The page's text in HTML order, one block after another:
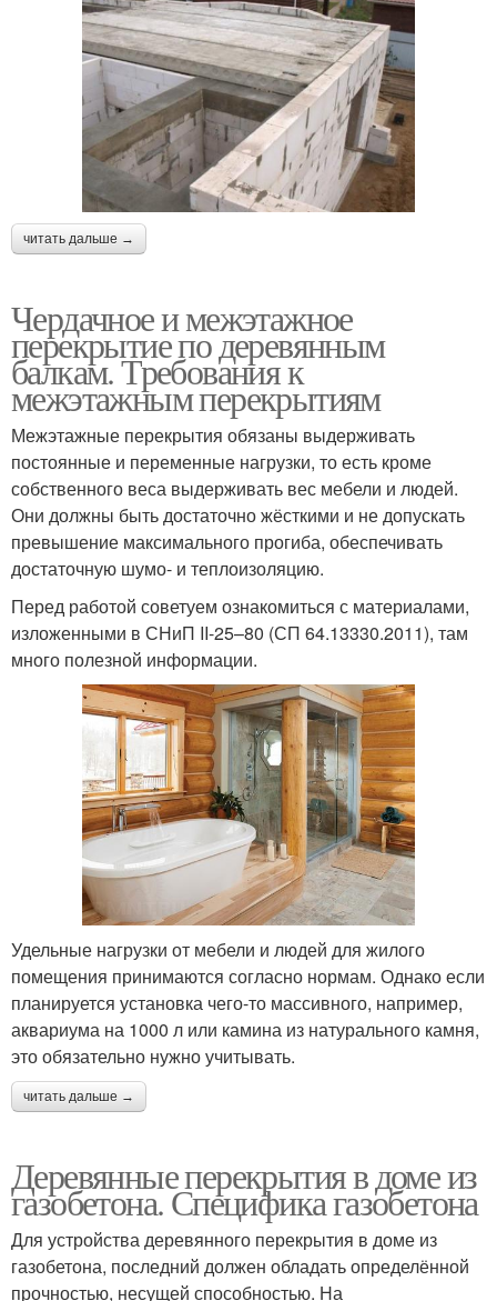
читать дальше →
Чердачное и межэтажное
перекрытие по деревянным
балкам. Требования к
межэтажным перекрытиям
Межэтажные перекрытия обязаны выдерживать
постоянные и переменные нагрузки, то есть кроме
собственного веса выдерживать вес мебели и людей.
Они должны быть достаточно жёсткими и не допускать
превышение максимального прогиба, обеспечивать
достаточную шумо- и теплоизоляцию.
Перед работой советуем ознакомиться с материалами,
изложенными в СНиП II-25–80 (СП 64.13330.2011), там
много полезной информации.
Удельные нагрузки от мебели и людей для жилого
помещения принимаются согласно нормам. Однако если
планируется установка чего-то массивного, например,
аквариума на 1000 л или камина из натурального камня,
это обязательно нужно учитывать.
читать дальше →
Деревянные перекрытия в доме из
газобетона. Специфика газобетона
Для устройства деревянного перекрытия в доме из
газобетона, последний должен обладать определённой
прочностью, несущей способностью. На